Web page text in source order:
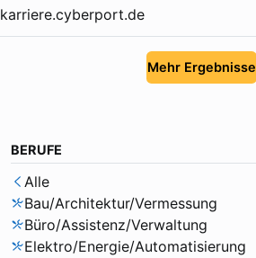
karriere.cyberport.de
Mehr Ergebnisse
BERUFE
Alle
Bau/Architektur/Vermessung
Büro/Assistenz/Verwaltung
Elektro/Energie/Automatisierung